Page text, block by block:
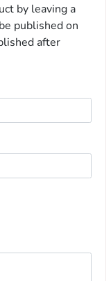
by leaving a
published on
after